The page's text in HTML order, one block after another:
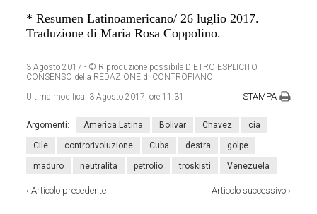
* Resumen Latinoamericano/ 26 luglio 2017.
Traduzione di Maria Rosa Coppolino.
3 Agosto 2017 - © Riproduzione possibile DIETRO ESPLICITO
CONSENSO della REDAZIONE di CONTROPIANO
Ultima modifica: 3 Agosto 2017, ore 11:31 STAMPA
Argomenti: America Latina Bolivar Chavez cia
Cile controrivoluzione Cuba destra golpe
maduro neutralita petrolio troskisti Venezuela
‹Articolo precedente Articolo successivo›